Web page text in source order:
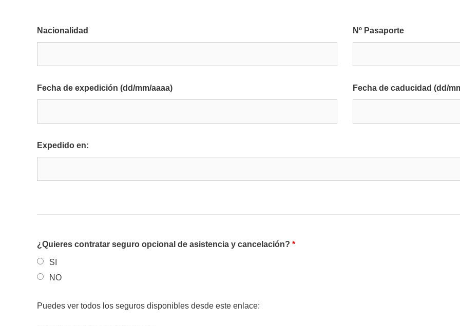
Nacionalidad Nº Pasaporte
Fecha de expedición (dd/mm/aaaa) Fecha de caducidad (dd/
Expedido en:
¿Quieres contratar seguro opcional de asistencia y cancelación? *
SI
NO
Puedes ver todos los seguros disponibles desde este enlace: